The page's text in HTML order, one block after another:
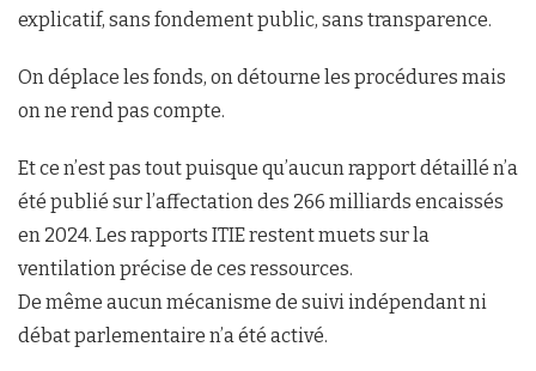
explicatif, sans fondement public, sans transparence.
On déplace les fonds, on détourne les procédures mais
on ne rend pas compte.
Et ce n’est pas tout puisque qu’aucun rapport détaillé n’a
été publié sur l’affectation des 266 milliards encaissés
en 2024. Les rapports ITIE restent muets sur la
ventilation précise de ces ressources.
De même aucun mécanisme de suivi indépendant ni
débat parlementaire n’a été activé.